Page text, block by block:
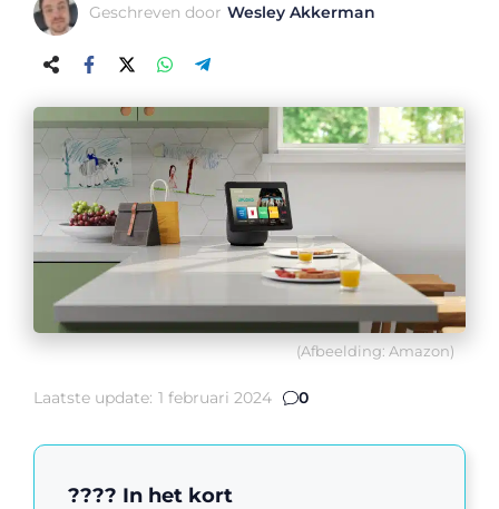
Geschreven door Wesley Akkerman
(Afbeelding: Amazon)
Laatste update: 1 februari 2024 0
???? In het kort